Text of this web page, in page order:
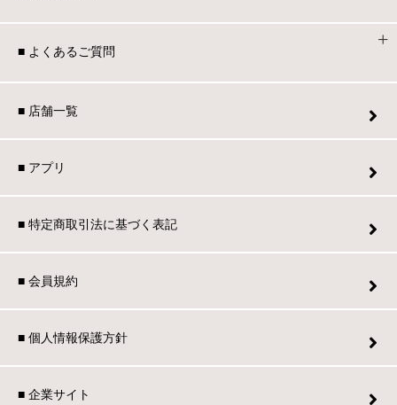
■ よくあるご質問
■ 店舗一覧
■ アプリ
■ 特定商取引法に基づく表記
■ 会員規約
■ 個人情報保護方針
■ 企業サイト